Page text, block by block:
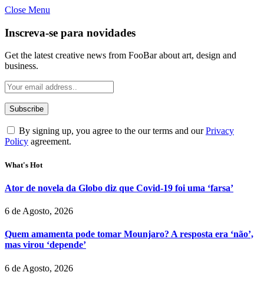
Close Menu
Inscreva-se para novidades
Get the latest creative news from FooBar about art, design and
business.
By signing up, you agree to the our terms and ourPrivacy
Policy agreement.
What's Hot
Ator de novela da Globo diz que Covid-19 foi uma ‘farsa’
6 de Agosto, 2026
Quem amamenta pode tomar Mounjaro? A resposta era ‘não’,
mas virou ‘depende’
6 de Agosto, 2026